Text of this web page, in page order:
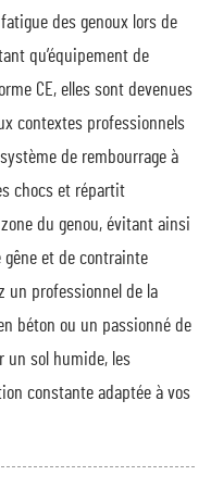
des genoux lors de
qu’équipement de
CE, elles sont devenues
contextes professionnels
de rembourrage à
chocs et répartit
du genou, évitant ainsi
gêne et de contrainte
un professionnel de la
béton ou un passionné de
un sol humide, les
constante adaptée à vos